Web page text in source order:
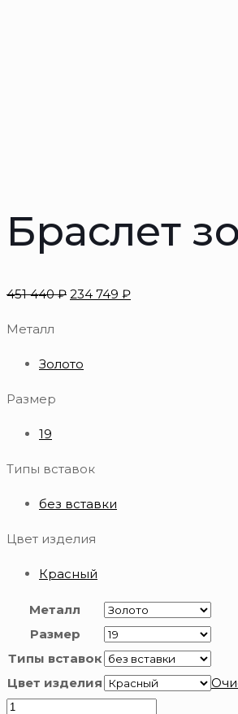
Браслет
451 440₽ 234 749 ₽
Металл
Золото
Размер
19
Типы вставок
без вставки
Цвет изделия
Красный
Металл
Размер
Типы вставок
Цвет изделия
Количество